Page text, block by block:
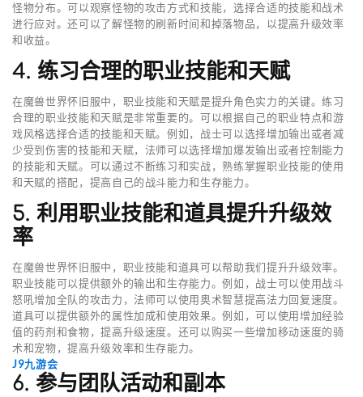
怪物分布。可以观察怪物的攻击方式和技能，选择合适的技能和战术
进行应对。还可以了解怪物的刷新时间和掉落物品，以提高升级效率
和收益。
4. 练习合理的职业技能和天赋
在魔兽世界怀旧服中，职业技能和天赋是提升角色实力的关键。练习
合理的职业技能和天赋是非常重要的。可以根据自己的职业特点和游
戏风格选择合适的技能和天赋。例如，战士可以选择增加输出或者减
少受到伤害的技能和天赋，法师可以选择增加爆发输出或者控制能力
的技能和天赋。可以通过不断练习和实战，熟练掌握职业技能的使用
和天赋的搭配，提高自己的战斗能力和生存能力。
5. 利用职业技能和道具提升升级效
率
在魔兽世界怀旧服中，职业技能和道具可以帮助我们提升升级效率。
职业技能可以提供额外的输出和生存能力。例如，战士可以使用战斗
怒吼增加全队的攻击力，法师可以使用奥术智慧提高法力回复速度。
道具可以提供额外的属性加成和使用效果。例如，可以使用增加经验
值的药剂和食物，提高升级速度。还可以购买一些增加移动速度的骑
术和宠物，提高升级效率和生存能力。
J9九游会
6. 参与团队活动和副本